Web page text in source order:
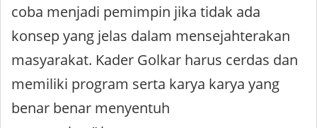
coba menjadi pemimpin jika tidak ada
konsep yang jelas dalam mensejahterakan
masyarakat. Kader Golkar harus cerdas dan
memiliki program serta karya karya yang
benar benar menyentuh